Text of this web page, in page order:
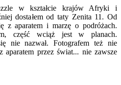
w kształcie krajów Afryki i
dostałem od taty Zenita 11. Od
z aparatem i marzę o podróżach.
część wciąż jest w planach.
nie nazwał. Fotografem też nie
aparatem przez świat... nie zawsze